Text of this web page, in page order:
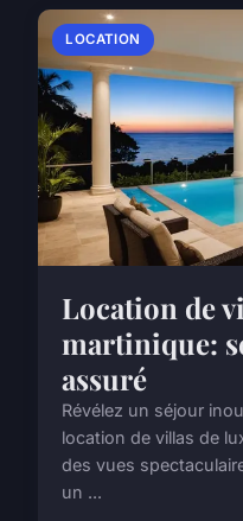
LOCATION
Location de
martinique:
assuré
Révélez un séjour
location de villas de
des vues
un ...